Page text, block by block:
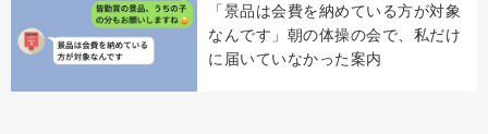
「景品は会費を納めている方が対象
なんです」朝の体操の会で、私だけ
に届いていなかった案内